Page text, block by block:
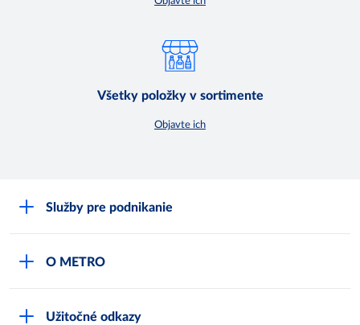
Všetky položky v sortimente
Objavte ich
Služby pre podnikanie
O METRO
Užitočné odkazy